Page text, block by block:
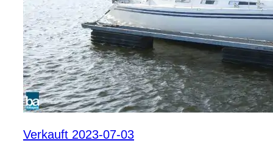
Verkauft 2023-07-03